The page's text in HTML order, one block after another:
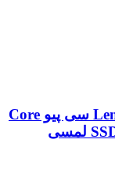
لپ‌تاپ 360 درجه استوک Lenovo Edge 2 سی پیو Core